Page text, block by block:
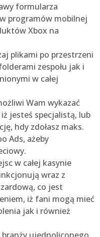
formularza
programów mobilnej
Xbox na
plikami po przestrzeni
zespołu jak i
w całej
Wam wykazać
jesteś specjalistą, lub
hdy zdołasz maks.
Ads, ażeby
w całej kasynie
wraz z
co jest
iż fani mogą mieć
jak i również
branży ujednoliconego